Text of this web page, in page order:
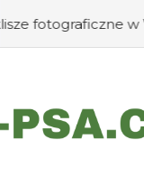
w Warszawie?